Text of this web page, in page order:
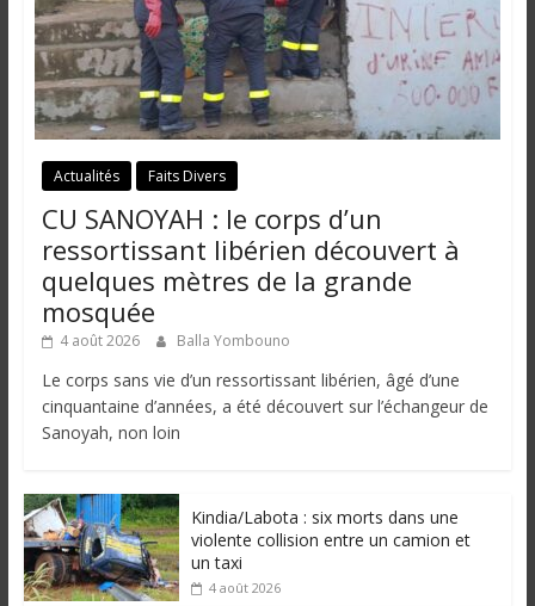
m
Actualités Faits Divers
CU SANOYAH : le corps d’un
ressortissant libérien découvert à
quelques mètres de la grande
mosquée
4 août 2026 Balla Yombouno
Le corps sans vie d’un ressortissant libérien, âgé d’une
cinquantaine d’années, a été découvert sur l’échangeur de
Sanoyah, non loin
Kindia/Labota : six morts dans une
violente collision entre un camion et
un taxi
4 août 2026